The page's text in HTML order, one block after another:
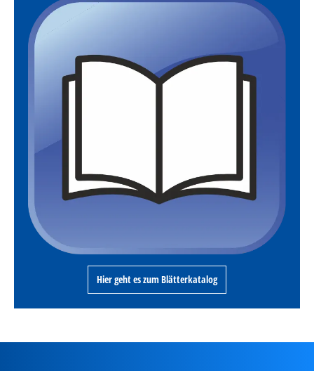
Hier geht es zum Blätterkatalog